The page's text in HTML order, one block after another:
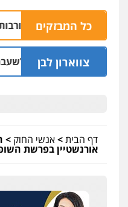
כל המבזקים
בחשד למעורבות בהצתת
צווארון לבן
יו"ר ש"ס לשעבר בחיפה
דף הבית>אנשי החוק >
אורנשטיין בפרשת